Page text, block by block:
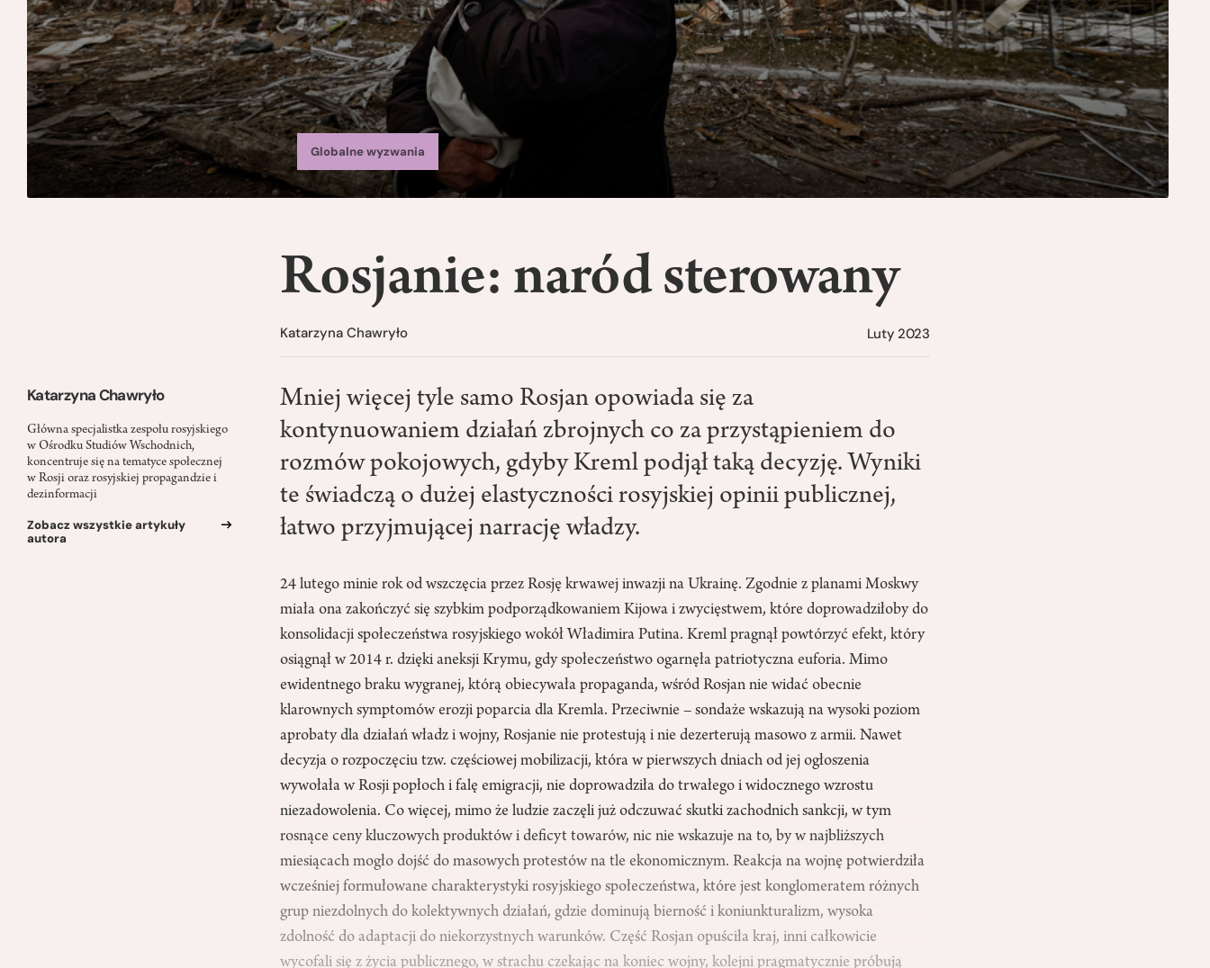
Globalne wyzwania
Katarzyna Chawryło
Główna specjalistka zespołu rosyjskiego
w Ośrodku Studiów Wschodnich,
koncentruje się na tematyce społecznej
w Rosji oraz rosyjskiej propagandzie i
dezinformacji
Zobacz wszystkie artykuły
autora
Rosjanie: naród sterowany
Katarzyna Chawryło Luty 2023
Mniej więcej tyle samo Rosjan opowiada się za
kontynuowaniem działań zbrojnych co za przystąpieniem do
rozmów pokojowych, gdyby Kreml podjął taką decyzję. Wyniki
te świadczą o dużej elastyczności rosyjskiej opinii publicznej,
łatwo przyjmującej narrację władzy.
24 lutego minie rok od wszczęcia przez Rosję krwawej inwazji na Ukrainę. Zgodnie z planami Moskwy
miała ona zakończyć się szybkim podporządkowaniem Kijowa i zwycięstwem, które doprowadziłoby do
konsolidacji społeczeństwa rosyjskiego wokół Władimira Putina. Kreml pragnął powtórzyć efekt, który
osiągnął w 2014 r. dzięki aneksji Krymu, gdy społeczeństwo ogarnęła patriotyczna euforia. Mimo
ewidentnego braku wygranej, którą obiecywała propaganda, wśród Rosjan nie widać obecnie
klarownych symptomów erozji poparcia dla Kremla. Przeciwnie – sondaże wskazują na wysoki poziom
aprobaty dla działań władz i wojny, Rosjanie nie protestują i nie dezerterują masowo z armii. Nawet
decyzja o rozpoczęciu tzw. częściowej mobilizacji, która w pierwszych dniach od jej ogłoszenia
wywołała w Rosji popłoch i falę emigracji, nie doprowadziła do trwałego i widocznego wzrostu
niezadowolenia. Co więcej, mimo że ludzie zaczęli już odczuwać skutki zachodnich sankcji, w tym
rosnące ceny kluczowych produktów i deficyt towarów, nic nie wskazuje na to, by w najbliższych
miesiącach mogło dojść do masowych protestów na tle ekonomicznym. Reakcja na wojnę potwierdziła
wcześniej formułowane charakterystyki rosyjskiego społeczeństwa, które jest konglomeratem różnych
grup niezdolnych do kolektywnych działań, gdzie dominują bierność i koniunkturalizm, wysoka
zdolność do adaptacji do niekorzystnych warunków. Część Rosjan opuściła kraj, inni całkowicie
wycofali się z życia publicznego, w strachu czekając na koniec wojny, kolejni pragmatycznie próbują